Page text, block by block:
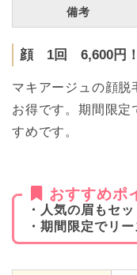
備考
顔 1回 6,600円！
マキアージュの顔脱
お得です。期間限定
すめです。
おすすめポ
・人気の眉もセッ
・期間限定でリー